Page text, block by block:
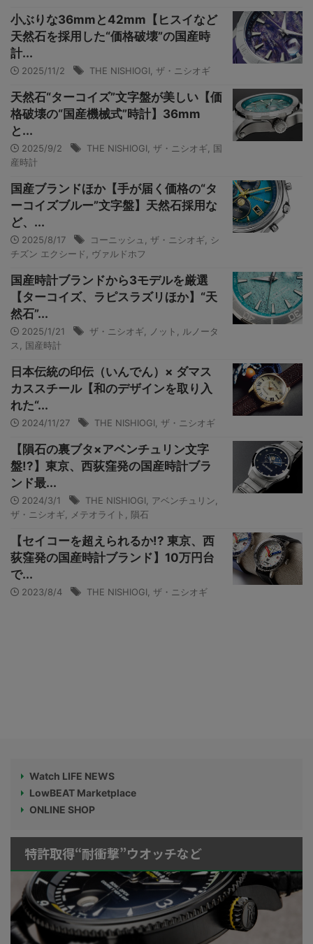
小ぶりな36mmと42mm【ヒスイなど
天然石を採用した“価格破壊”の国産時
計...
2025/11/2 THE NISHIOGI ザ・ニシオギ
天然石“ターコイズ”文字盤が美しい【価
格破壊の“国産機械式”時計】36mm
と...
2025/9/2 THE NISHIOGI ザ・ニシオギ 国
産時計
国産ブランドほか【手が届く価格の“タ
ーコイズブルー”文字盤】天然石採用な
ど、...
2025/8/17 コーニッシュ ザ・ニシオギ シ
チズン エクシード
ヴァルドホフ
国産時計ブランドから3モデルを厳選
【ターコイズ、ラピスラズリほか】“天
然石”...
2025/1/21 ザ・ニシオギ ノット
ルノータ
ス
国産時計
日本伝統の印伝（いんでん）× ダマス
カススチール【和のデザインを取り入
れた“...
2024/11/27 THE NISHIOGI ザ・ニシオギ
【隕石の裏ブタ×アベンチュリン文字
盤!?】東京、西荻窪発の国産時計ブラ
ンド最...
2024/3/1 THE NISHIOGI アベンチュリン
ザ・ニシオギ
メテオライト 隕石
【セイコーを超えられるか!? 東京、西
荻窪発の国産時計ブランド】10万円台
で...
2023/8/4 THE NISHIOGI ザ・ニシオギ
Watch LIFE NEWS
LowBEAT Marketplace
ONLINE SHOP
特許取得“耐衝撃”ウオッチなど